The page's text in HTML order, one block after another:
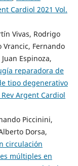
Cardiol 2021 Vol.
Vivas, Rodrigo
Fernando
Espinoza,
reparadora de
tipo degenerativo
Argent Cardiol
Piccinini,
Dorsa,
circulación
múltiples en